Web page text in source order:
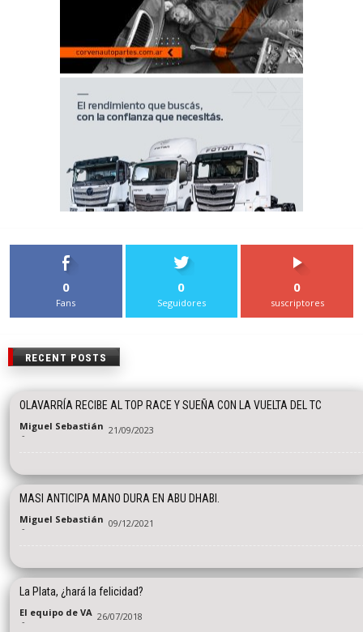
0
Fans
0
Seguidores
0
suscriptores
RECENT POSTS
OLAVARRÍA RECIBE AL TOP RACE Y SUEÑA CON LA VUELTA DEL TC
Miguel Sebastián
- 21/09/2023
MASI ANTICIPA MANO DURA EN ABU DHABI.
Miguel Sebastián
- 09/12/2021
La Plata, ¿hará la felicidad?
El equipo de VA
- 26/07/2018